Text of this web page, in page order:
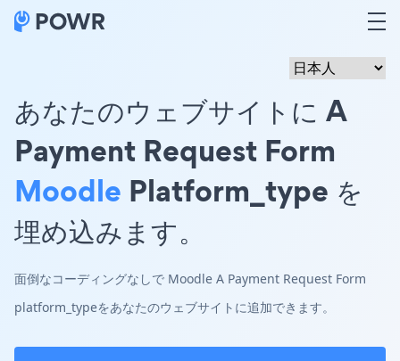
あなたのウェブサイトに A
Payment Request Form
Moodle Platform_type を
埋め込みます。
面倒なコーディングなしで Moodle A Payment Request Form
platform_typeをあなたのウェブサイトに追加できます。